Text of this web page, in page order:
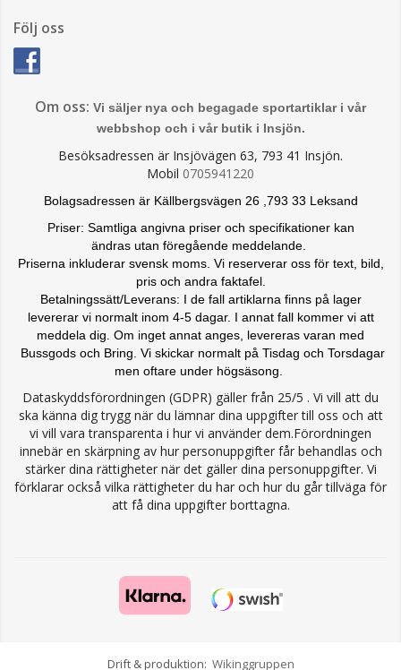
Följ oss
Om oss: Vi säljer nya och begagade sportartiklar i vår
webbshop och i vår butik i Insjön.
Besöksadressen är Insjövägen 63, 793 41 Insjön.
Mobil 0705941220
Bolagsadressen är Källbergsvägen 26 ,793 33 Leksand
Priser: Samtliga angivna priser och specifikationer kan
ändras utan föregående meddelande.
Priserna inkluderar svensk moms. Vi reserverar oss för text, bild,
pris och andra faktafel.
Betalningssätt/Leverans: I de fall artiklarna finns på lager
levererar vi normalt inom 4-5 dagar. I annat fall kommer vi att
meddela dig. Om inget annat anges, levereras varan med
Bussgods och Bring. Vi skickar normalt på Tisdag och Torsdagar
men oftare under högsäsong.
Dataskyddsförordningen (GDPR) gäller från 25/5 . Vi vill att du
ska känna dig trygg när du lämnar dina uppgifter till oss och att
vi vill vara transparenta i hur vi använder dem.Förordningen
innebär en skärpning av hur personuppgifter får behandlas och
stärker dina rättigheter när det gäller dina personuppgifter. Vi
förklarar också vilka rättigheter du har och hur du går tillväga för
att få dina uppgifter borttagna.
Drift & produktion: Wikinggruppen